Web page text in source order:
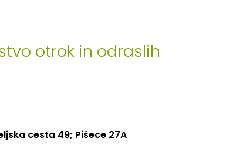
otrok in odraslih
cesta 49; Pišece 27A